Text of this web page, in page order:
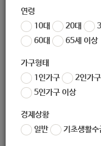
연령
10대
20대
60대
65세 이상
가구형태
1인가구
2인가구
5인가구 이상
경제상황
일반
기초생활수
070-4032-9730
http://
(우) 01905
서울특별시 노원구 월계